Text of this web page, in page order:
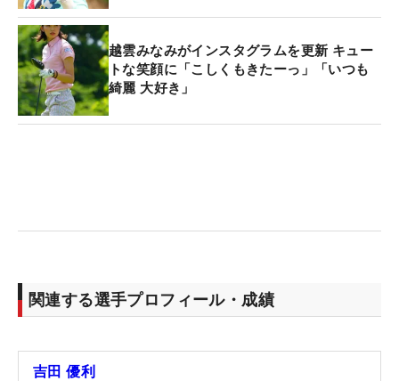
越雲みなみがインスタグラムを更新 キュー
トな笑顔に「こしくもきたーっ」「いつも
綺麗 大好き」
関連する選手プロフィール・成績
吉田 優利